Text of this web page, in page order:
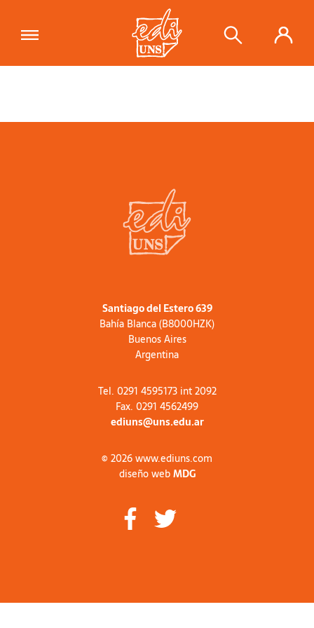
Santiago del Estero 639
Bahía Blanca (B8000HZK)
Buenos Aires
Argentina
Tel. 0291 4595173 int 2092
Fax. 0291 4562499
ediuns@uns.edu.ar
© 2026 www.ediuns.com
diseño webMDG